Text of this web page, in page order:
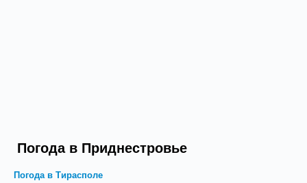
Погода в Приднестровье
Погода в Тирасполе